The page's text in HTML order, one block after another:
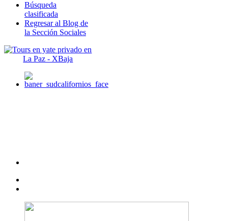
Búsqueda
clasificada
Regresar al Blog de
la Sección Sociales